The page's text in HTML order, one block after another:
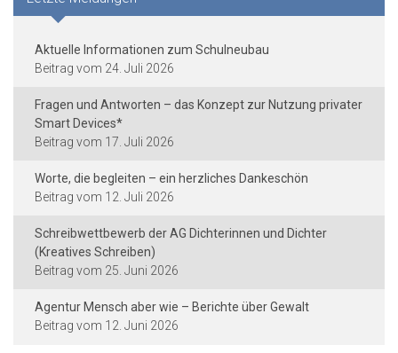
Aktuelle Informationen zum Schulneubau
24. Juli 2026
Fragen und Antworten – das Konzept zur Nutzung privater
Smart Devices*
17. Juli 2026
Worte, die begleiten – ein herzliches Dankeschön
12. Juli 2026
Schreibwettbewerb der AG Dichterinnen und Dichter
(Kreatives Schreiben)
25. Juni 2026
Agentur Mensch aber wie – Berichte über Gewalt
12. Juni 2026